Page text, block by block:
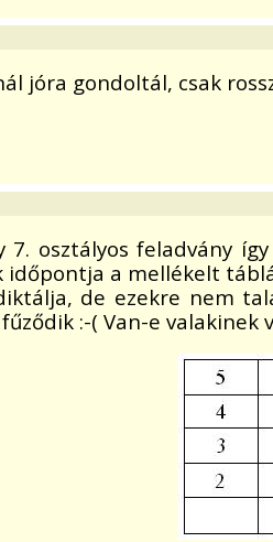
jóra gondoltál, csak
7. osztályos feladvány
időpontja a mellékelt
de ezekre nem
:-( Van-e valakinek